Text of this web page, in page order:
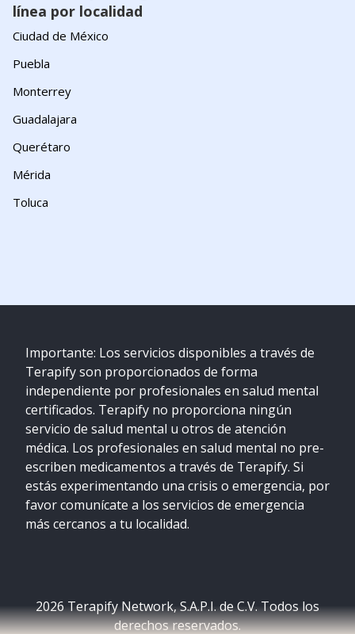
línea por localidad
Ciudad de México
Puebla
Monterrey
Guadalajara
Querétaro
Mérida
Toluca
Importante: Los servicios disponibles a través de
Terapify son proporcionados de forma
independiente por profesionales en salud mental
certificados. Terapify no proporciona ningún
servicio de salud mental u otros de atención
médica. Los profesionales en salud mental no pre-
escriben medicamentos a través de Terapify. Si
estás experimentando una crisis o emergencia, por
favor comunícate a los servicios de emergencia
más cercanos a tu localidad.
2026Terapify Network, S.A.P.I. de C.V. Todos los
derechos reservados.